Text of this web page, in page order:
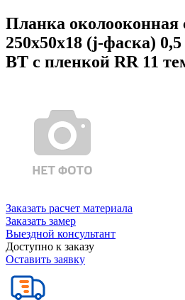
Планка околооконная
250х50х18 (j-фаска)
BT с пленкой RR 11
Заказать расчет материала
Заказать замер
Выездной консультант
Доступно к заказу
Оставить заявку